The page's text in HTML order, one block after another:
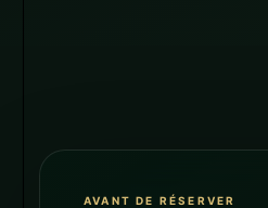
AVANT DE RÉSERVER